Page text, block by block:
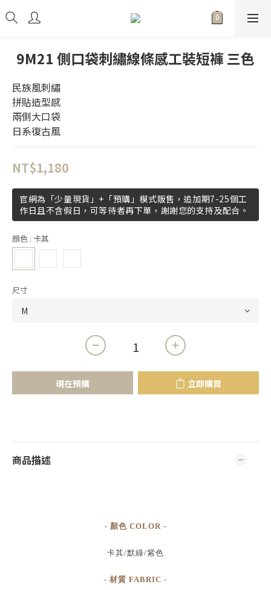
9M21 側口袋刺繡線條感工裝短褲 三色
民族風刺繡
拼貼造型感
兩側大口袋
日系復古風
NT$1,180
官網為「少量現貨」+「預購」模式販售，追加期7-25個工
作日且不含假日，可等待者再下單，謝謝您的支持及配合。
顏色 : 卡其
尺寸
現在預購 立即購買
商品描述
- 顏色 COLOR -
卡其/默綠/紫色
- 材質 FABRIC -